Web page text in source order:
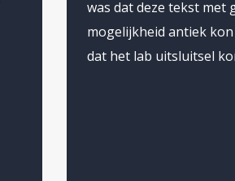
was dat deze tekst met
mogelijkheid antiek
dat het lab uitsluitsel